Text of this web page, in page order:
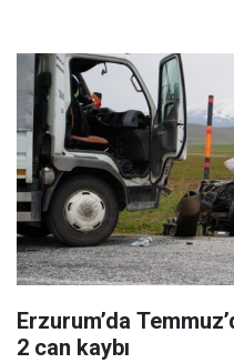
Erzurum’da
2 can kaybı